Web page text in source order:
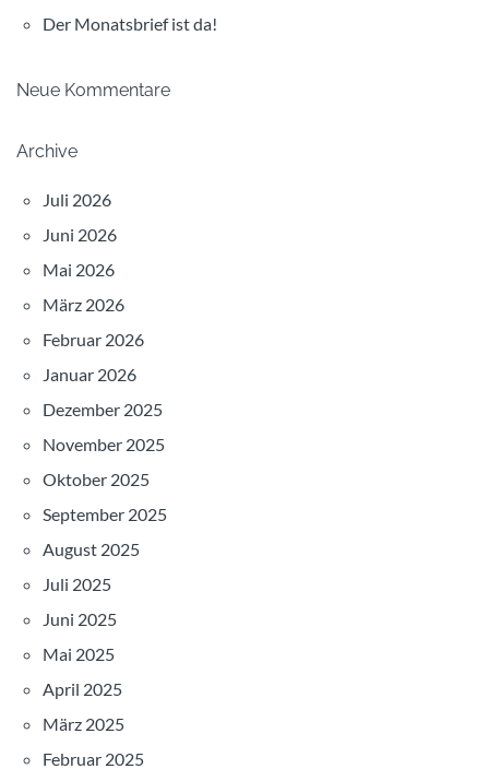
Der Monatsbrief ist da!
Neue Kommentare
Archive
Juli 2026
Juni 2026
Mai 2026
März 2026
Februar 2026
Januar 2026
Dezember 2025
November 2025
Oktober 2025
September 2025
August 2025
Juli 2025
Juni 2025
Mai 2025
April 2025
März 2025
Februar 2025